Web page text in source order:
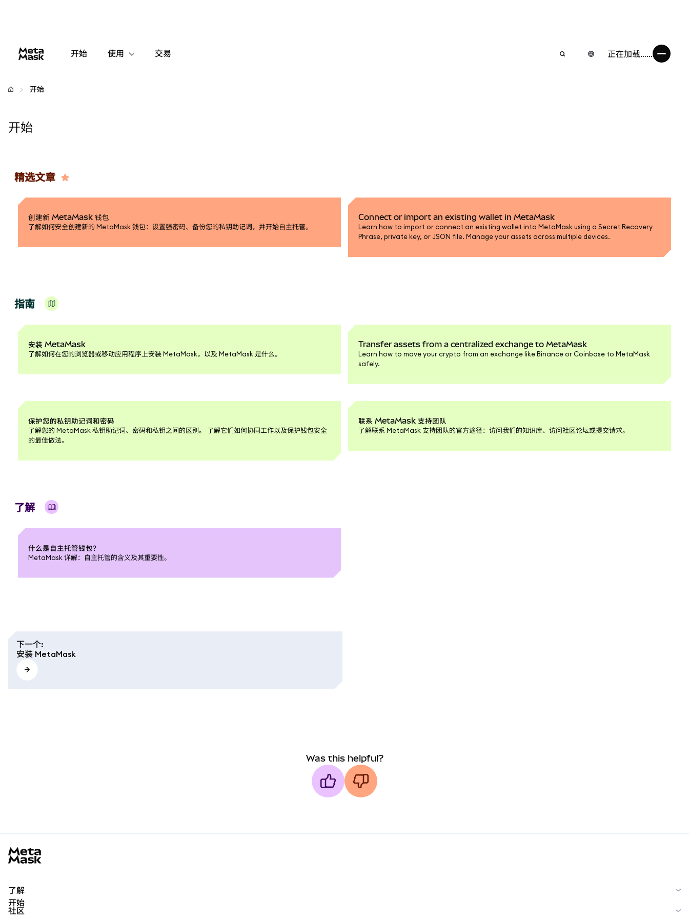
开始 使用
配置
保持安全
交易 正在加载……
开始
开始
精选文章
创建新 MetaMask 钱包
了解如何安全创建新的 MetaMask 钱包：设置强密码、备份您的私钥助记词，并开始自主托管。
Connect or import an existing wallet in MetaMask
Learn how to import or connect an existing wallet into MetaMask using a Secret Recovery
Phrase, private key, or JSON file. Manage your assets across multiple devices.
指南
安装 MetaMask
了解如何在您的浏览器或移动应用程序上安装 MetaMask，以及 MetaMask 是什么。
Transfer assets from a centralized exchange to MetaMask
Learn how to move your crypto from an exchange like Binance or Coinbase to MetaMask
safely.
保护您的私钥助记词和密码
了解您的 MetaMask 私钥助记词、密码和私钥之间的区别。 了解它们如何协同工作以及保护钱包安全
的最佳做法。
联系 MetaMask 支持团队
了解联系 MetaMask 支持团队的官方途径：访问我们的知识库、访问社区论坛或提交请求。
了解
什么是自主托管钱包？
MetaMask 详解：自主托管的含义及其重要性。
下一个:
安装 MetaMask
Was this helpful?
了解
开始
社区